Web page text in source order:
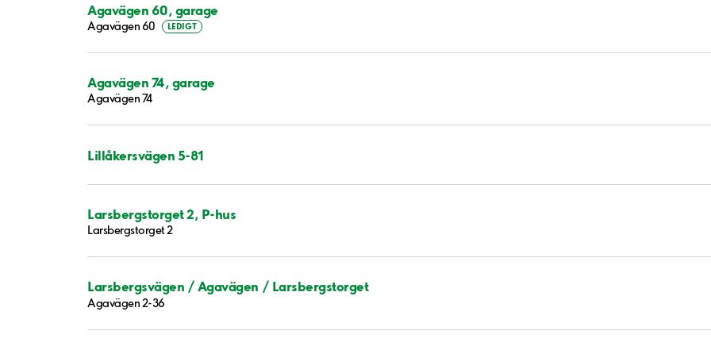
Agavägen 60, garage
Agavägen 60 LEDIGT
Agavägen 74, garage
Agavägen 74
Lillåkersvägen 5-81
Larsbergstorget 2, P-hus
Larsbergstorget 2
Larsbergsvägen / Agavägen / Larsbergstorget
Agavägen 2-36